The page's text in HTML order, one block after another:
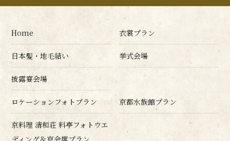
Home 衣裳プラン
日本髪・地毛結い 挙式会場
披露宴会場
ロケーションフォトプラン 京都水族館プラン
京料理 清和荘 料亭フォトウエ